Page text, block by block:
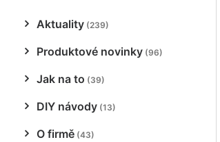
Aktuality (239)
Produktové novinky (96)
Jak na to (39)
DIY návody (13)
O firmě (43)